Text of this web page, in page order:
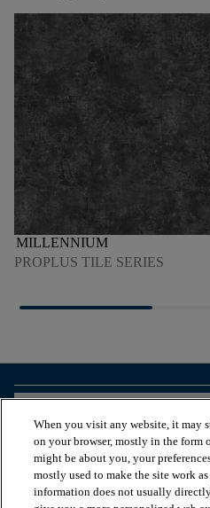
MILLENNIUM
PROPLUS TILE SERIES
PRZEGLĄDAJ ZASOBY
When you visit any website, it may
on your browser, mostly in the
might be about you, your
mostly used to make the site work
information does not usually